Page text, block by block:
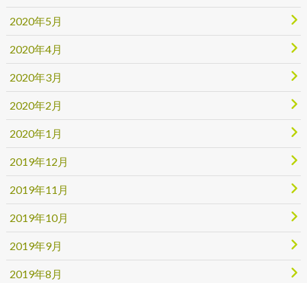
2020年5月
2020年4月
2020年3月
2020年2月
2020年1月
2019年12月
2019年11月
2019年10月
2019年9月
2019年8月